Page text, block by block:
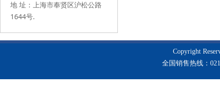
地 址：上海市奉贤区沪松公路
1644号.
Copyright
全国销售热线：